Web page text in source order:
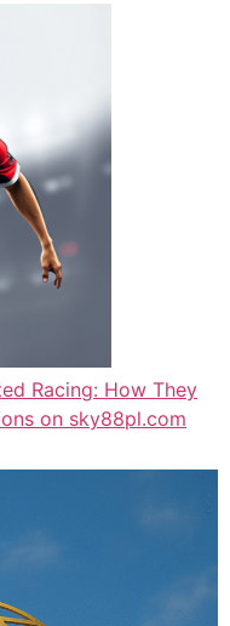
Racing: How They
on sky88pl.com